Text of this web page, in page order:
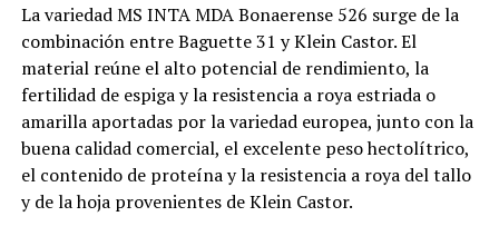
La variedad MS INTA MDA Bonaerense 526 surge de la
combinación entre Baguette 31 y Klein Castor. El
material reúne el alto potencial de rendimiento, la
fertilidad de espiga y la resistencia a roya estriada o
amarilla aportadas por la variedad europea, junto con la
buena calidad comercial, el excelente peso hectolítrico,
el contenido de proteína y la resistencia a roya del tallo
y de la hoja provenientes de Klein Castor.